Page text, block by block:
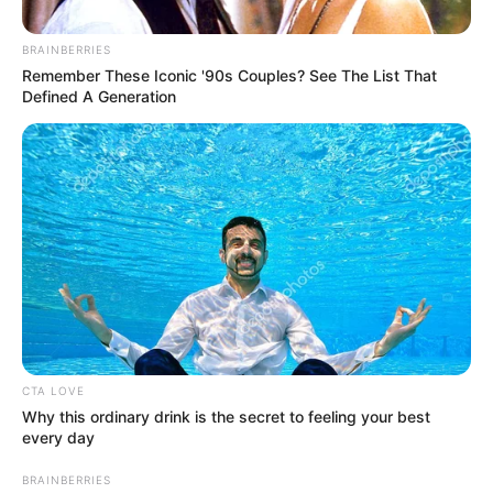
Alcaldía Floridablanca . RCN Radio.
Por:Nelson David Cipagauta Velandia
Marzo 15, 2021
BRAINBERRIES
Remember These Iconic '90s Couples? See The List That
Defined A Generation
CTA LOVE
Why this ordinary drink is the secret to feeling your best
every day
BRAINBERRIES